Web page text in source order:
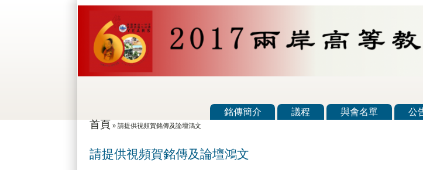
銘傳簡介 議程 與會名單 公
您在這裡
首頁 » 請提供視頻賀銘傳及論壇鴻文
請提供視頻賀銘傳及論壇鴻文